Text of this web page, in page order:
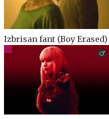
Izbrisan fant (Boy Erased)